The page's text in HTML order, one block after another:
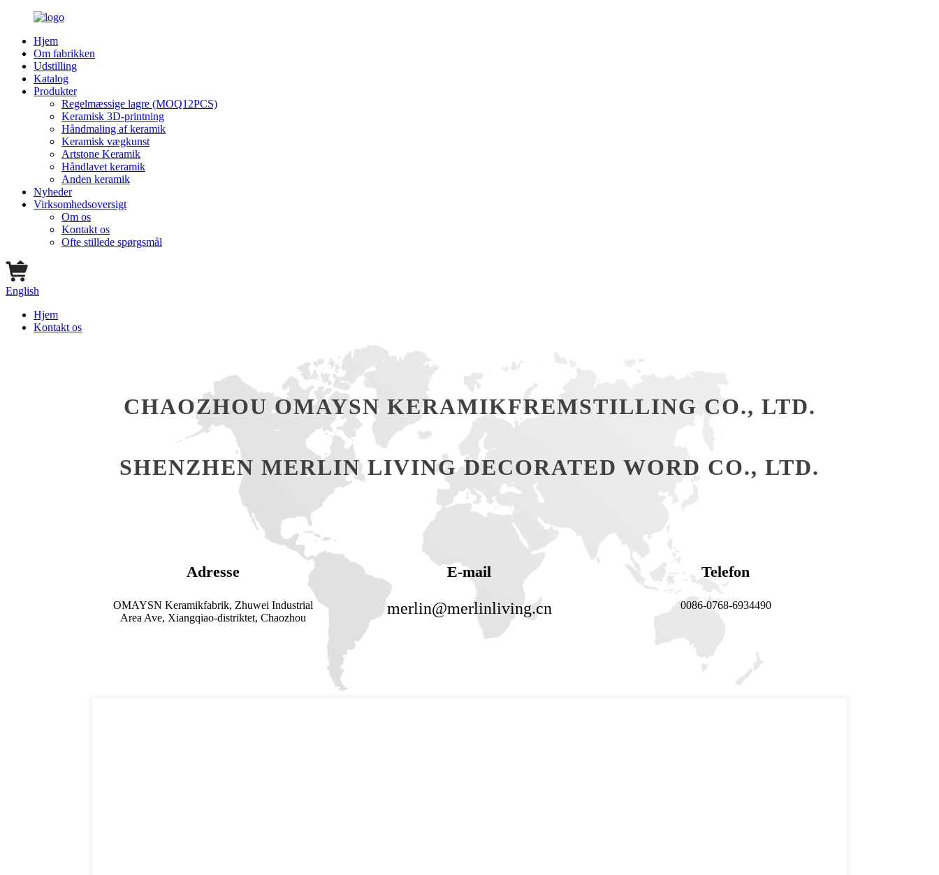
Hjem
Om fabrikken
Udstilling
Katalog
Produkter
Regelmæssige lagre (MOQ12PCS)
Keramisk 3D-printning
Håndmaling af keramik
Keramisk vægkunst
Artstone Keramik
Håndlavet keramik
Anden keramik
Nyheder
Virksomhedsoversigt
Om os
Kontakt os
Ofte stillede spørgsmål
English
Hjem
Kontakt os
CHAOZHOU OMAYSN KERAMIKFREMSTILLING CO., LTD.
SHENZHEN MERLIN LIVING DECORATED WORD CO., LTD.
Adresse
OMAYSN Keramikfabrik, Zhuwei Industrial
Area Ave, Xiangqiao-distriktet, Chaozhou
E-mail
merlin@merlinliving.cn
Telefon
0086-0768-6934490